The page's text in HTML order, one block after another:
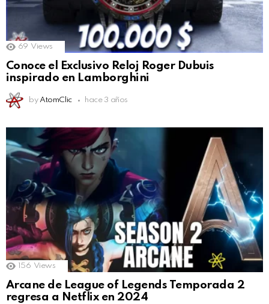
69 Views
Conoce el Exclusivo Reloj Roger Dubuis
inspirado en Lamborghini
by AtomClic hace 3 años
156 Views
Arcane de League of Legends Temporada 2
regresa a Netflix en 2024